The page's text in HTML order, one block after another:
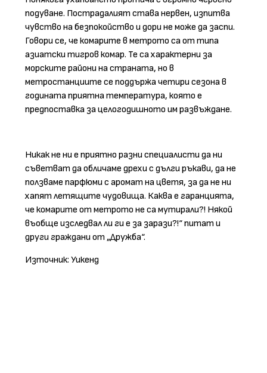
подуване. Пострадалият става нервен, изпитва
чувство на безпокойство и дори не може да заспи.
Говори се, че комарите в метрото са от типа
азиатски тигров комар. Те са характерни за
морските райони на страната, но в
метростанциите се поддържа четири сезона в
годината приятна температура, която е
предпоставка за целогодишното им развъждане.
Никак не ни е приятно разни специалисти да ни
съветват да обличаме дрехи с дълги ръкави, да не
ползваме парфюми с аромат на цветя, за да не ни
хапят летящите чудовища. Каква е гаранцията,
че комарите от метрото не са мутирали?! Някой
въобще изследвал ли ги е за зарази?!“ питат и
други граждани от „Дружба“.
Източник: Уикенд